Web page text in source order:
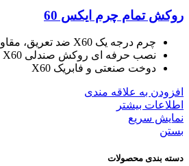
روکش تمام چرم ایکس 60
چرم درجه یک X60 ضد تعریق، مقاوم در برابر پوسیدگی
نصب حرفه ای روکش صندلی X60
دوخت صنعتی و فابریک X60
افزودن به علاقه مندی
اطلاعات بیشتر
نمایش سریع
بستن
دسته بندی محصولات